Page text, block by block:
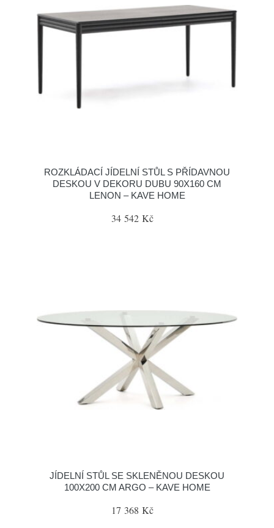
ROZKLÁDACÍ JÍDELNÍ STŮL S PŘÍDAVNOU
DESKOU V DEKORU DUBU 90X160 CM
LENON – KAVE HOME
34 542 Kč
JÍDELNÍ STŮL SE SKLENĚNOU DESKOU
100X200 CM ARGO – KAVE HOME
17 368 Kč